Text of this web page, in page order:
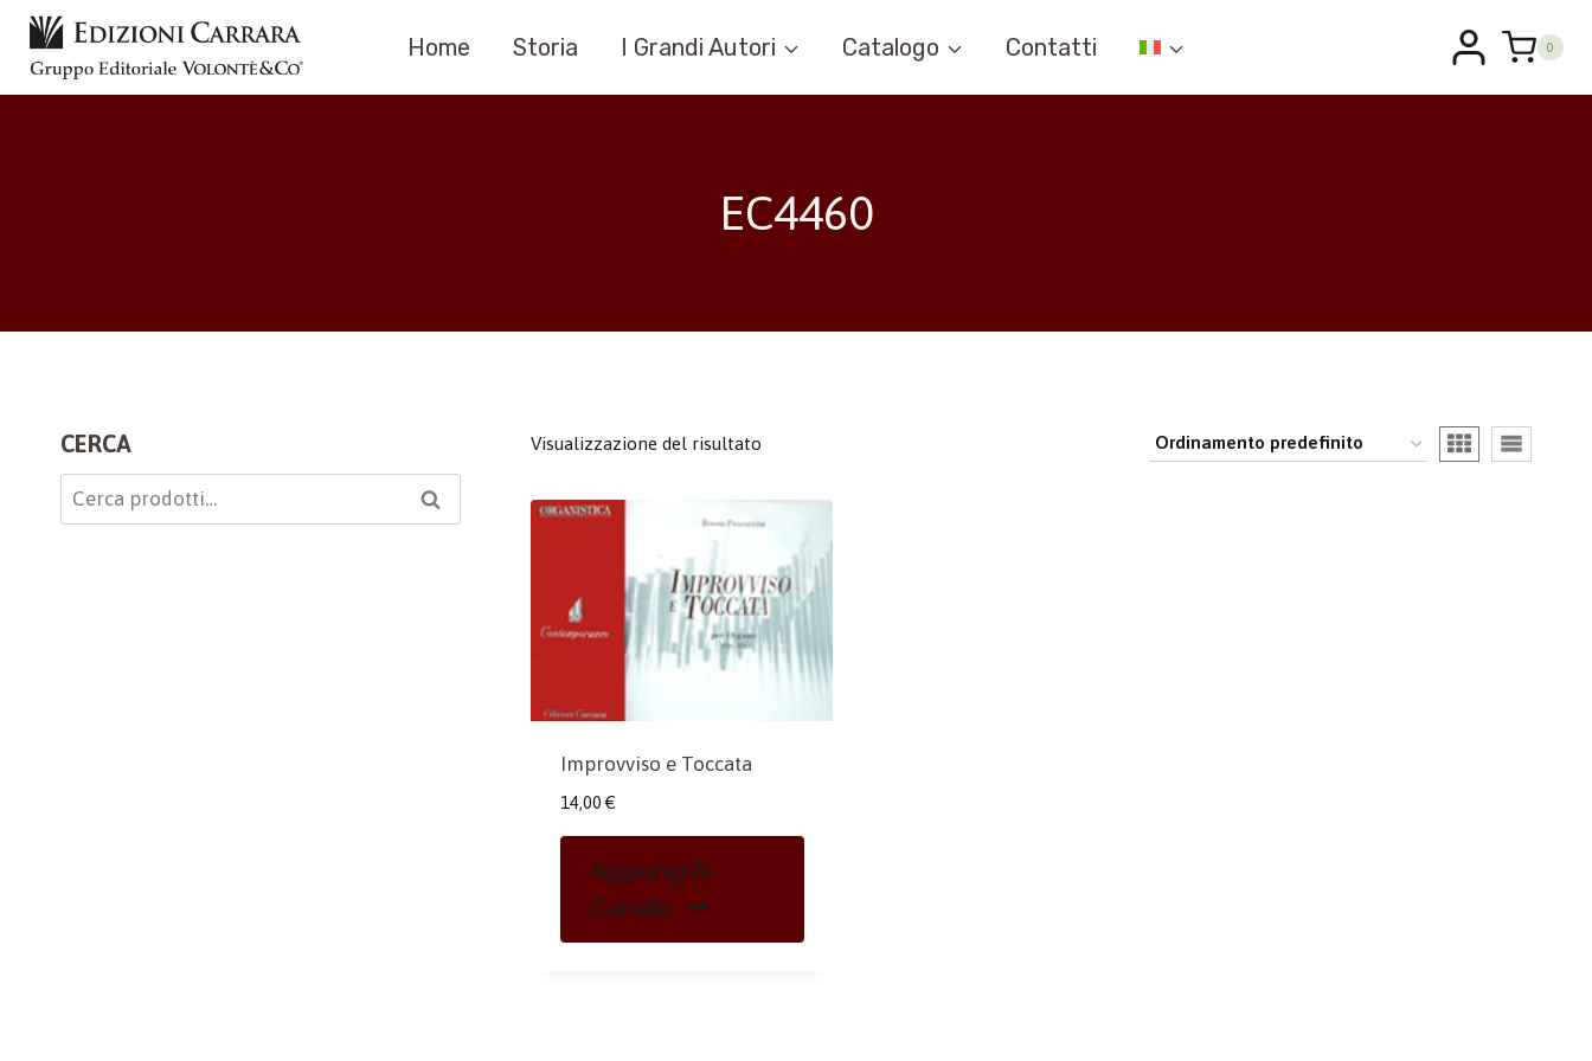
Salta
contenuto
Home Storia I Grandi Autori Catalogo Contatti 0
EC4460
Visualizzazione del risultato
Improvviso e Toccata
14,00 €
Aggiungi Al
Carrello
CERCA
Cerca: Cerca